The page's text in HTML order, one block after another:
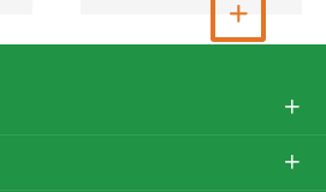
Voir plus


